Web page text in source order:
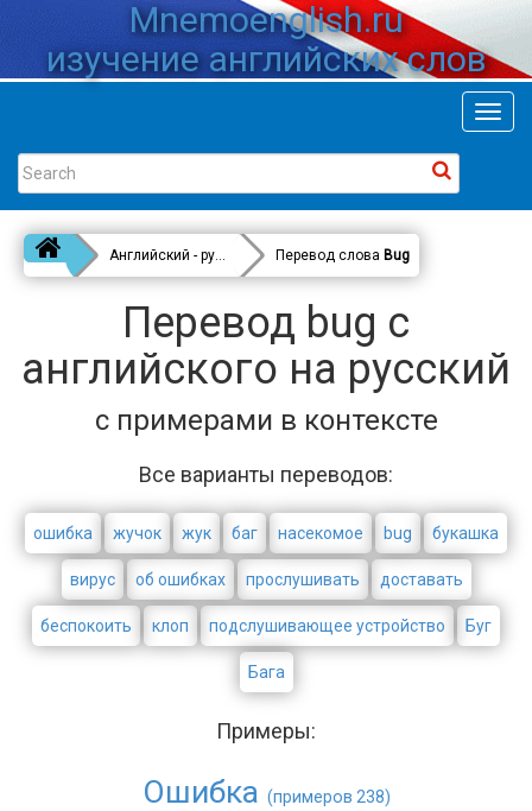
Mnemoenglish.ru
изучение английских слов
Английский - русский Перевод слова Bug
Перевод bug с
английского на русский
с примерами в контексте
Все варианты переводов:
ошибка жучок жук баг насекомое bug букашка
вирус об ошибках прослушивать доставать
беспокоить клоп подслушивающее устройство Буг
Бага
Примеры:
Ошибка (примеров 238)